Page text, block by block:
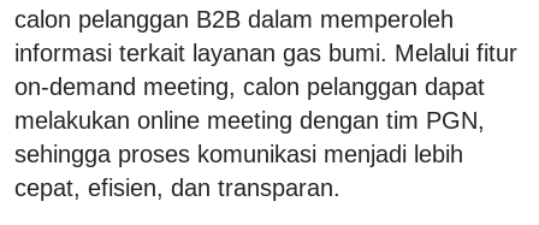
calon pelanggan B2B dalam memperoleh
informasi terkait layanan gas bumi. Melalui fitur
on-demand meeting, calon pelanggan dapat
melakukan online meeting dengan tim PGN,
sehingga proses komunikasi menjadi lebih
cepat, efisien, dan transparan.